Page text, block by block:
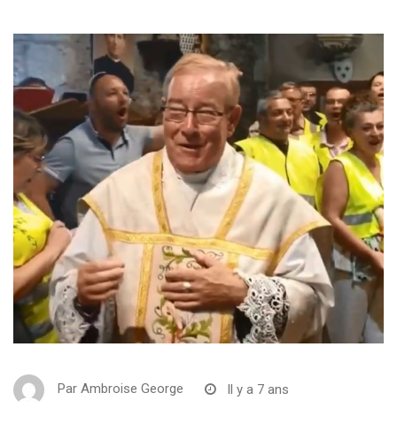
Par Ambroise George Il y a 7 ans